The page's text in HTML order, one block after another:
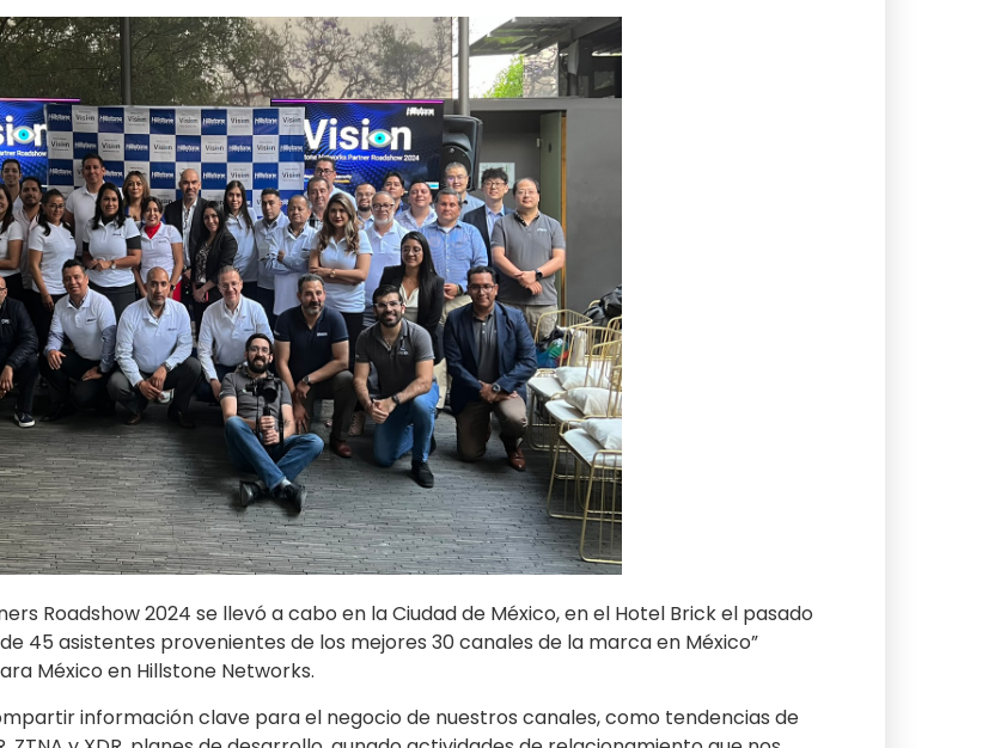
Roadshow 2024 se llevó a cabo en la Ciudad de México, en el Hotel Brick el pasado
45 asistentes provenientes de los mejores 30 canales de la marca en México”
México en Hillstone Networks.
información clave para el negocio de nuestros canales, como tendencias de